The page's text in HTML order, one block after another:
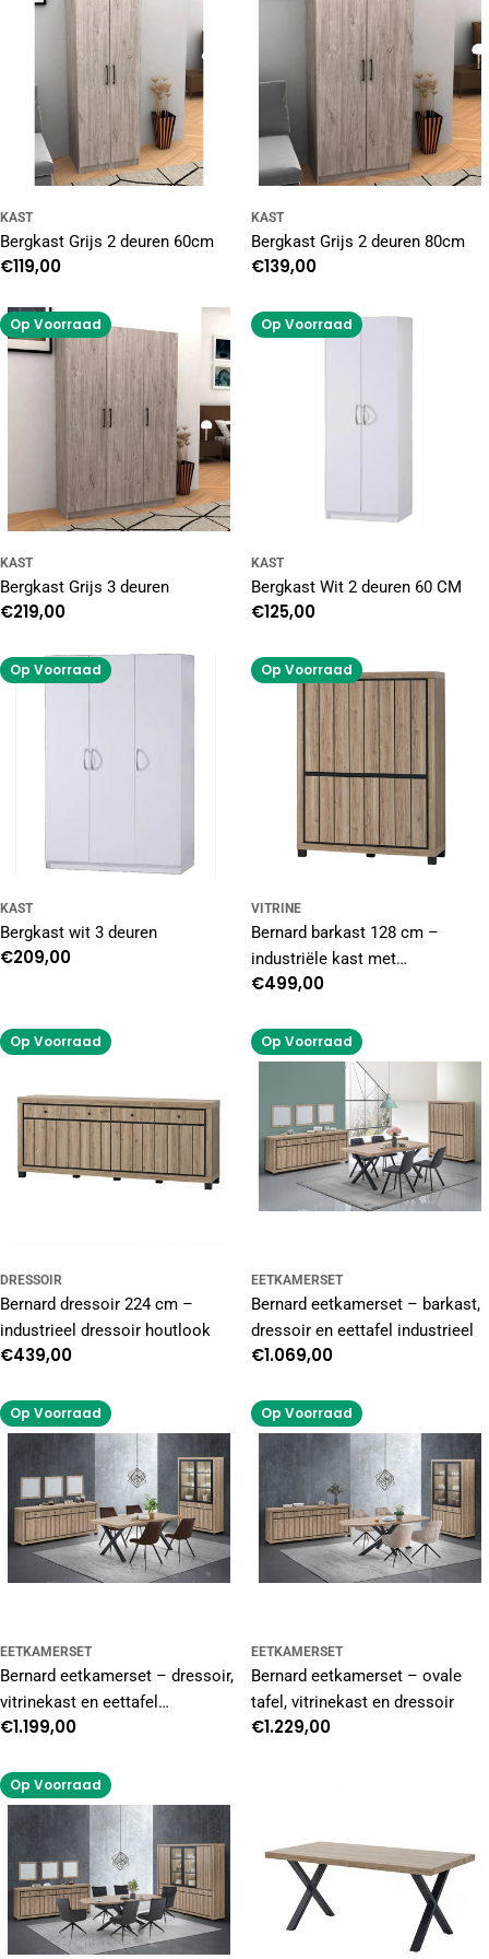
KAST
Bergkast Grijs 2 deuren 60cm
Normale
€119,00
KAST
Bergkast Grijs 2 deuren 80cm
Normale
€139,00
Op Voorraad
KAST
Bergkast Grijs 3 deuren
Normale
€219,00
Op Voorraad
KAST
Bergkast Wit 2 deuren 60 CM
Normale
€125,00
Op Voorraad
KAST
Bergkast wit 3 deuren
Normale
€209,00
Op Voorraad
VITRINE
Bernard barkast 128 cm –
industriële kast met
opbergruimte
Normale
€499,00
Op Voorraad
DRESSOIR
Bernard dressoir 224 cm –
industrieel dressoir houtlook
Normale
€439,00
Op Voorraad
EETKAMERSET
Bernard eetkamerset – barkast,
dressoir en eettafel industrieel
Normale
€1.069,00
Op Voorraad
EETKAMERSET
Bernard eetkamerset – dressoir,
vitrinekast en eettafel
industrieel
Normale
€1.199,00
Op Voorraad
EETKAMERSET
Bernard eetkamerset – ovale
tafel, vitrinekast en dressoir
Normale
€1.229,00
Op Voorraad